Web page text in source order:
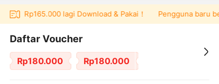
Rp165.000 lagi Download & Pakai！ Pengguna baru
Daftar Voucher
Rp180.000 Rp180.000